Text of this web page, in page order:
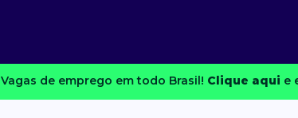
Vagas de emprego em todo Brasil! Clique aqui e